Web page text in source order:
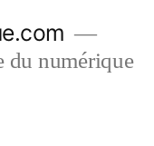
du numérique